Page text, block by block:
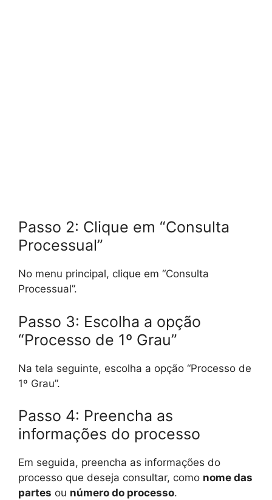
Passo 2: Clique em “Consulta
Processual”
No menu principal, clique em “Consulta
Processual”.
Passo 3: Escolha a opção
“Processo de 1º Grau”
Na tela seguinte, escolha a opção “Processo de
1º Grau”.
Passo 4: Preencha as
informações do processo
Em seguida, preencha as informações do
processo que deseja consultar, como nome das
partes ou número do processo.